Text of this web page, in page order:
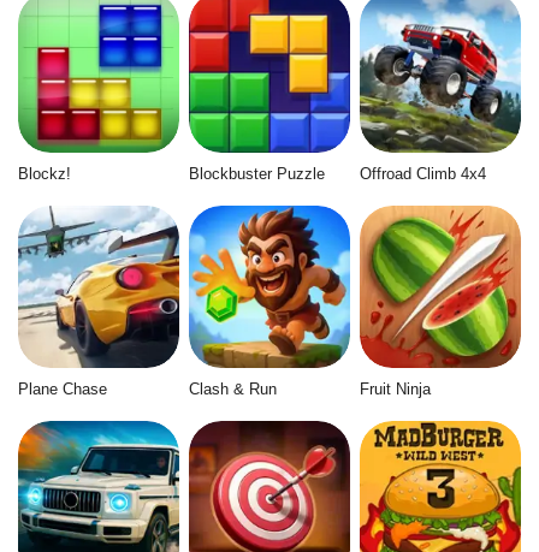
Blockz! Blockbuster Puzzle Offroad Climb 4x4
Plane Chase Clash & Run Fruit Ninja